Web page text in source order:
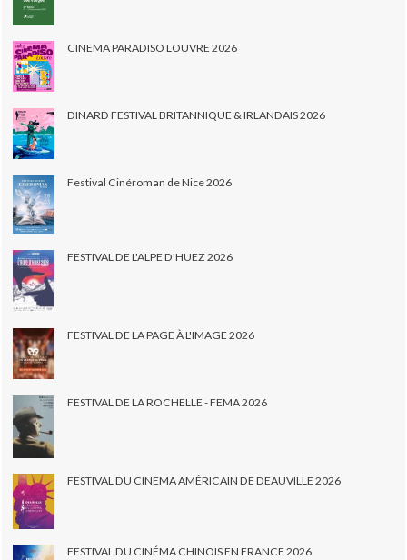
CINEMA PARADISO LOUVRE 2026
DINARD FESTIVAL BRITANNIQUE & IRLANDAIS 2026
Festival Cinéroman de Nice 2026
FESTIVAL DE L'ALPE D'HUEZ 2026
FESTIVAL DE LA PAGE À L'IMAGE 2026
FESTIVAL DE LA ROCHELLE - FEMA 2026
FESTIVAL DU CINEMA AMÉRICAIN DE DEAUVILLE 2026
FESTIVAL DU CINÉMA CHINOIS EN FRANCE 2026